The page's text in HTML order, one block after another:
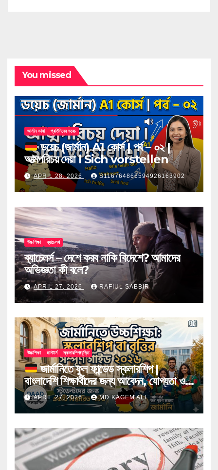
You missed
জার্মান ভাষা প্রতিদিনের ডয়েচ
ডয়েচ (জার্মান) A1 কোর্স | পর্ব – ০২ |
আত্মপরিচয় দেয়া l Sich vorstellen
APRIL 28, 2026 S116764866594926163902
উচ্চশিক্ষা ব্যাচেলর্স
ব্যাচেলর্স – দেশে করব নাকি বিদেশে? আমাদের
অভিজ্ঞতা কী বলে?
APRIL 27, 2026 RAFIUL SABBIR
উচ্চশিক্ষা মাস্টার্স স্কলারশিপ/বৃত্তি
জার্মানিতে ফুল ফান্ডেড স্কলারশিপ |
বাংলাদেশি শিক্ষার্থীদের জন্য আবেদন, যোগ্যতা ও
টিপসAPRIL 27, 2026 MD KAGEM ALI